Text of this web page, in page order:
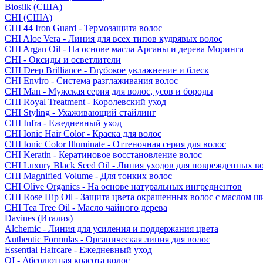
Biosilk (США)
CHI (США)
CHI 44 Iron Guard - Термозащита волос
CHI Aloe Vera - Линия для всех типов кудрявых волос
CHI Argan Oil - На основе масла Арганы и дерева Моринга
CHI - Оксиды и осветлители
CHI Deep Brilliance - Глубокое увлажнение и блеск
CHI Enviro - Система разглаживания волос
CHI Man - Мужская серия для волос, усов и бороды
CHI Royal Treatment - Королевский уход
CHI Styling - Ухаживающий стайлинг
CHI Infra - Ежедневный уход
CHI Ionic Hair Color - Краска для волос
CHI Ionic Color Illuminate - Оттеночная серия для волос
CHI Keratin - Кератиновое восстановление волос
CHI Luxury Black Seed Oil - Линия уходов для поврежденных
CHI Magnified Volume - Для тонких волос
CHI Olive Organics - На основе натуральных ингредиентов
CHI Rose Hip Oil - Защита цвета окрашенных волос с маслом
CHI Tea Tree Oil - Масло чайного дерева
Davines (Италия)
Alchemic - Линия для усиления и поддержания цвета
Authentic Formulas - Органическая линия для волос
Essential Haircare - Eжедневный уход
OI - Абсолютная красота волос